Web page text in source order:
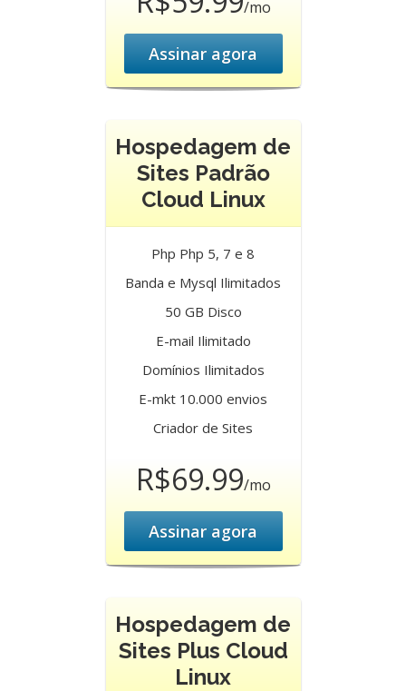
/mo
Assinar agora
Hospedagem de
Sites Padrão
Cloud Linux
Php Php 5, 7 e 8
Banda e Mysql Ilimitados
50 GB Disco
E-mail Ilimitado
Domínios Ilimitados
E-mkt 10.000 envios
Criador de Sites
R$69.99/mo
Assinar agora
Hospedagem de
Sites Plus Cloud
Linux